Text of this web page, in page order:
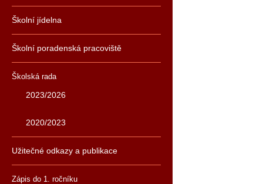
Školní jídelna
Školní poradenská pracoviště
Školská rada
2023/2026
2020/2023
Užitečné odkazy a publikace
Zápis do 1. ročníku